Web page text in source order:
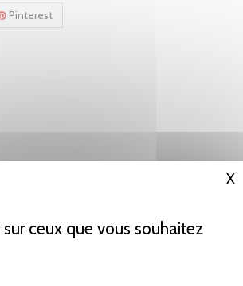
ceux que vous souhaitez
X
Pinterest